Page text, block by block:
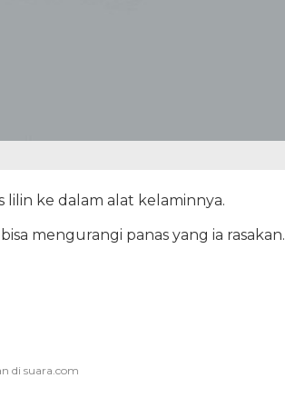
ke dalam alat kelaminnya.
mengurangi panas yang ia rasakan.